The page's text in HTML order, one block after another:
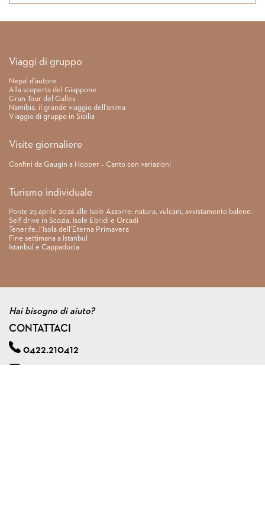
Link rapidi
Viaggi di gruppo
Nepal d’autore
Alla scoperta del Giappone
Gran Tour del Galles
Namibia, il grande viaggio dell’anima
Viaggio di gruppo in Sicilia
Visite giornaliere
Confini da Gaugin a Hopper – Canto con variazioni
Turismo individuale
Ponte 25 aprile 2026 alle Isole Azzorre: natura, vulcani, avvistamento balene.
Self drive in Scozia, Isole Ebridi e Orcadi
Tenerife, l’Isola dell’Eterna Primavera
Fine settimana a Istanbul
Istanbul e Cappadocia
Hai bisogno di aiuto?
CONTATTACI
0422.210412